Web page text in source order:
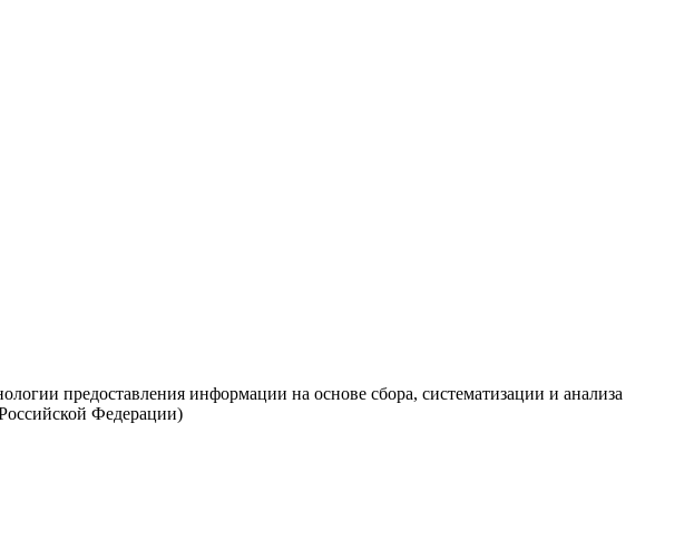
предоставления информации на основе сбора, систематизации и анализа
Федерации)